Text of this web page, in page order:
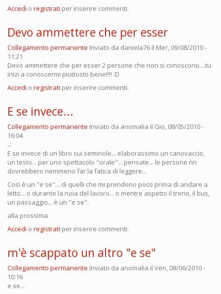
Accedi o registrati per inserire commenti.
Devo ammettere che per esser
Collegamento permanente Inviato da daniela76 il Mer, 09/08/2010 -
11:21
Devo ammettere che per esser 2 persone che non si conoscono....tu
inizi a conoscermi piuttosto bene!!!! :D
Accedi o registrati per inserire commenti.
E se invece...
Collegamento permanente Inviato da anomalia il Gio, 08/05/2010 -
16:04
...
E se invece di un libro sui seminole... elaborassimo un canovaccio,
un testo... per uno spettacolo "orale"... pensate... le persone nn
dovrebbero nemmeno far la fatica di leggere...
Così è un "e se"... di quelli che mi prendono poco prima di andare a
letto... o durante la noia del lavoro... o mentre aspetto il treno, il bus,
un passaggio... è un "e se".
alla prossima
Accedi o registrati per inserire commenti.
m'è scappato un altro "e se"
Collegamento permanente Inviato da anomalia il Ven, 08/06/2010 -
10:16
e se...